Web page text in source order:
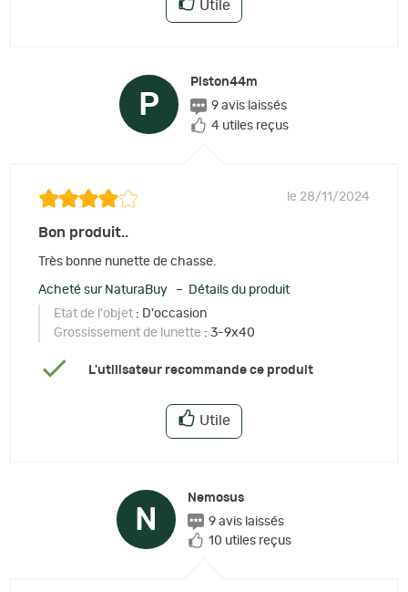
Utile
P
Piston44m
9 avis laissés
4 utiles reçus
le 28/11/2024
Bon produit..
Très bonne nunette de chasse.
Acheté sur NaturaBuy – Détails du produit
Etat de l'objet : D'occasion
Grossissement de lunette : 3-9x40
L'utilisateur recommande ce produit
Utile
N
Nemosus
9 avis laissés
10 utiles reçus